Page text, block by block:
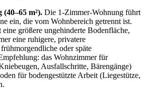
m²). Die 1-Zimmer-Wohnung führt
ein, die vom Wohnbereich getrennt ist.
größere ungehinderte Bodenfläche,
eine ruhigere, privatere
oder späte
das Wohnzimmer für
Ausfallschritte, Bärengänge)
für bodengestützte Arbeit (Liegestütze,